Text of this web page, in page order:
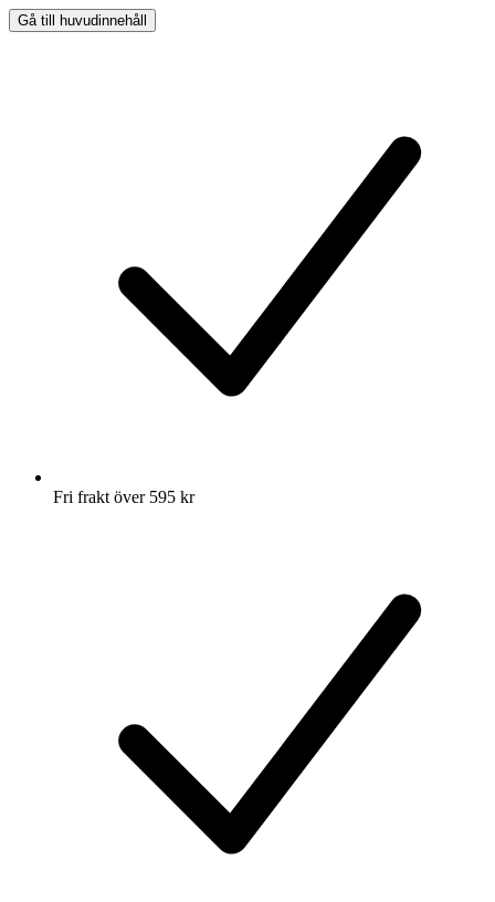
Gå till huvudinnehåll
Fri frakt över 595 kr